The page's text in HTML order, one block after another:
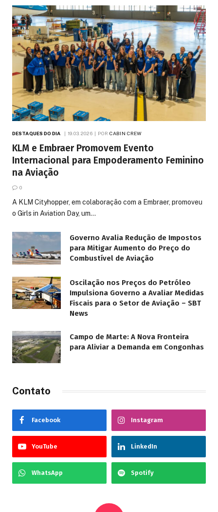
DESTAQUES DO DIA 19.03.2026 POR CABIN CREW
KLM e Embraer Promovem Evento
Internacional para Empoderamento Feminino
na Aviação
0
A KLM Cityhopper, em colaboração com a Embraer, promoveu
o Girls in Aviation Day, um…
Governo Avalia Redução de Impostos
para Mitigar Aumento do Preço do
Combustível de Aviação
Oscilação nos Preços do Petróleo
Impulsiona Governo a Avaliar Medidas
Fiscais para o Setor de Aviação – SBT
News
Campo de Marte: A Nova Fronteira
para Aliviar a Demanda em Congonhas
Contato
Facebook Instagram
YouTube LinkedIn
WhatsApp Spotify